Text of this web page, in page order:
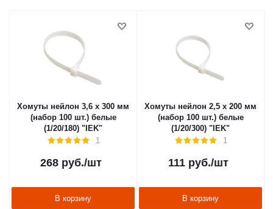
Хомуты нейлон 3,6 х 300 мм
(набор 100 шт.) белые
(1/20/180) "IEK"
1
268 руб./шт
В корзину
Хомуты нейлон 2,5 х 200 мм
(набор 100 шт.) белые
(1/20/300) "IEK"
1
111 руб./шт
В корзину